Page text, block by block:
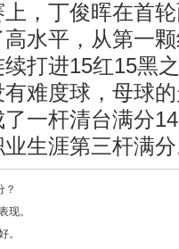
丁俊晖在首轮
水平，从第一
打进15红15黑
难度球，母球
一杆清台满分
生涯第三杆满
？
现。
。